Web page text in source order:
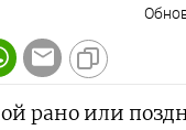
рано или